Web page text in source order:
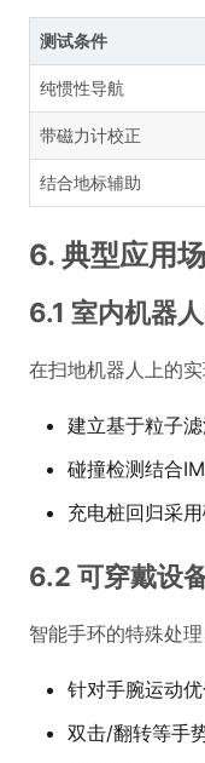
测试条件
纯惯性导航
带磁力计校正
结合地标辅助
6. 典型应用
6.1 室内机器
在扫地机器人上的实
建立基于粒子
碰撞检测结合
充电桩回归采
6.2 可穿戴设
智能手环的特殊处理
针对手腕运动
双击/翻转等手